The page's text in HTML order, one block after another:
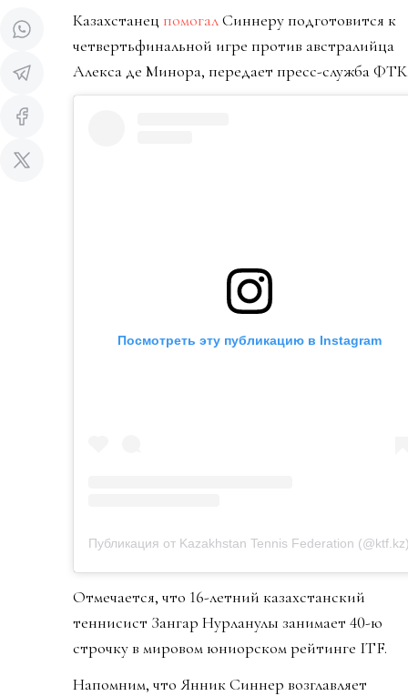
Казахстанец помогалСиннеру подготовится к
четвертьфинальной игре против австралийца
Алекса де Минора, передает пресс-служба
Посмотреть эту публикацию в Instagram
Публикация от Kazakhstan Tennis Federation
Отмечается, что 16-летний казахстанский
теннисист Зангар Нурланулы занимает 40-ю
строчку в мировом юниорском рейтинге ITF.
Напомним, что Янник Синнер возглавляет